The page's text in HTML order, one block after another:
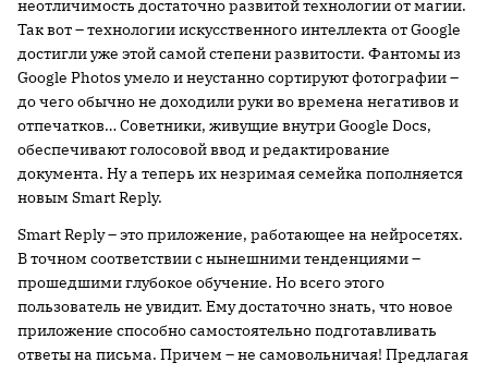
неотличимость достаточно развитой технологии от магии.
Так вот – технологии искусственного интеллекта от Google
достигли уже этой самой степени развитости. Фантомы из
Google Photos умело и неустанно сортируют фотографии –
до чего обычно не доходили руки во времена негативов и
отпечатков… Советники, живущие внутри Google Docs,
обеспечивают голосовой ввод и редактирование
документа. Ну а теперь их незримая семейка пополняется
новым Smart Reply.
Smart Reply – это приложение, работающее на нейросетях.
В точном соответствии с нынешними тенденциями –
прошедшими глубокое обучение. Но всего этого
пользователь не увидит. Ему достаточно знать, что новое
приложение способно самостоятельно подготавливать
ответы на письма. Причем – не самовольничая! Предлагая